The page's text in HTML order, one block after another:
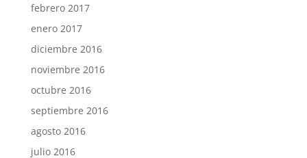
febrero 2017
enero 2017
diciembre 2016
noviembre 2016
octubre 2016
septiembre 2016
agosto 2016
julio 2016